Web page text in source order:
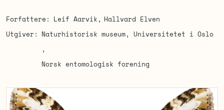
Forfattere Leif Aarvik
Hallvard Elven
Utgiver
Naturhistorisk museum, Universitetet i Oslo
Norsk entomologisk forening